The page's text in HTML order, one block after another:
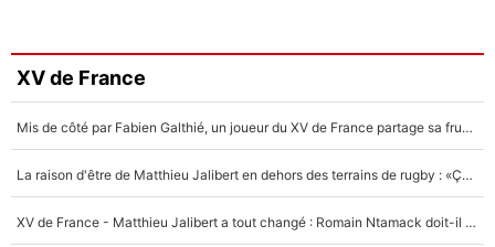
XV de France
Mis de côté par Fabien Galthié, un joueur du XV de France partage sa frustration : «ils ne me l’ont pas dit tout de suite»
La raison d'être de Matthieu Jalibert en dehors des terrains de rugby : «Ça m'atteint autant que si tu touches à un membre de ma famille»
XV de France - Matthieu Jalibert a tout changé : Romain Ntamack doit-il s’inquiéter pour sa place à un an de la Coupe du monde ?